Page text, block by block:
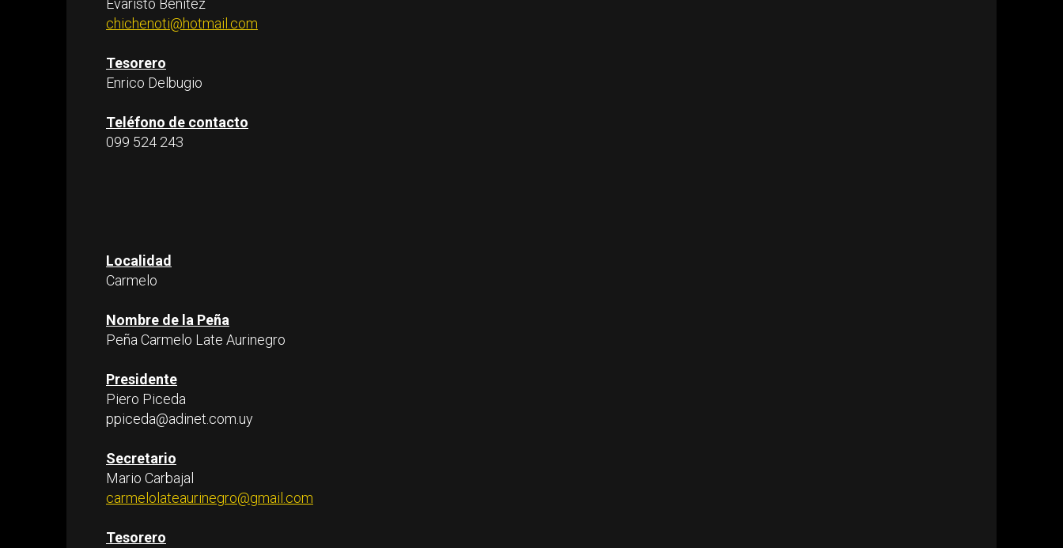
Evaristo Benitez
chichenoti@hotmail.com
Tesorero
Enrico Delbugio
Teléfono de contacto
099 524 243
Localidad
Carmelo
Nombre de la Peña
Peña Carmelo Late Aurinegro
Presidente
Piero Piceda
ppiceda@adinet.com.uy
Secretario
Mario Carbajal
carmelolateaurinegro@gmail.com
Tesorero